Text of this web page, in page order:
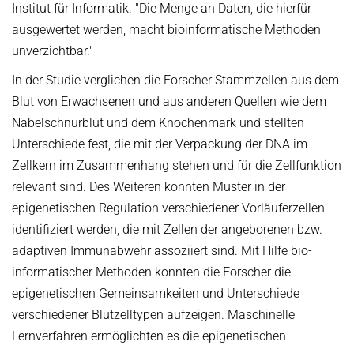
Institut für Informatik. "Die Menge an Daten, die hierfür
ausgewertet werden, macht bioinformatische Methoden
unverzichtbar."
In der Studie verglichen die Forscher Stammzellen aus dem
Blut von Erwachsenen und aus anderen Quellen wie dem
Nabelschnurblut und dem Knochenmark und stellten
Unterschiede fest, die mit der Verpackung der DNA im
Zellkern im Zusammenhang stehen und für die Zellfunktion
relevant sind. Des Weiteren konnten Muster in der
epigenetischen Regulation verschiedener Vorläuferzellen
identifiziert werden, die mit Zellen der angeborenen bzw.
adaptiven Immunabwehr assoziiert sind. Mit Hilfe bio­
informatischer Methoden konnten die Forscher die
epigenetischen Gemeinsam­keiten und Unterschiede
verschiedener Blutzelltypen aufzeigen. Maschinelle
Lernverfahren ermöglichten es die epigenetischen